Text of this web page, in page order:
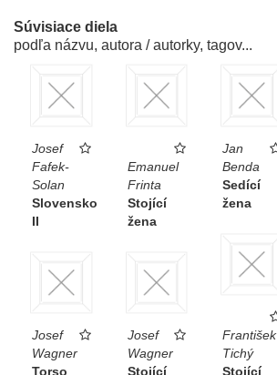
Súvisiace diela
podľa názvu, autora / autorky, tagov...
Josef
Fafek-
Solan
Slovensko
II
Emanuel
Frinta
Stojící
žena
Jan
Benda
Sedící
žena
František
Tichý
Stojící
Josef
Wagner
Torso
Josef
Wagner
Stojící